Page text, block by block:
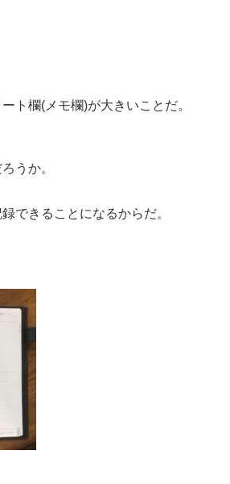
ト欄(メモ欄)が大きいことだ。
うか。
できることになるからだ。